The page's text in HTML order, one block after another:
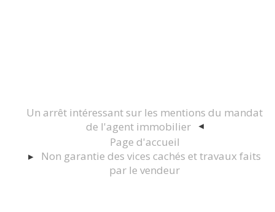
Un arrêt intéressant sur les mentions du mandat
de l'agent immobilier
Page d'accueil
Non garantie des vices cachés et travaux faits
par le vendeur